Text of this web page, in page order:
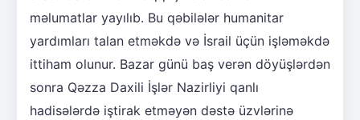
məlumatlar yayılıb. Bu qəbilələr humanitar
yardımları talan etməkdə və İsrail üçün işləməkdə
ittiham olunur. Bazar günü baş verən döyüşlərdən
sonra Qəzza Daxili İşlər Nazirliyi qanlı
hadisələrdə iştirak etməyən dəstə üzvlərinə